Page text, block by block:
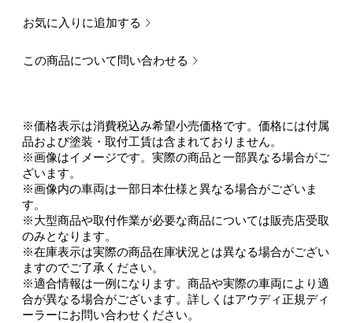
お気に入りに追加する
この商品について問い合わせる
※価格表示は消費税込み希望小売価格です。価格には付属
品および塗装・取付工賃は含まれておりません。
※画像はイメージです。実際の商品と一部異なる場合がご
ざいます。
※画像内の車両は一部日本仕様と異なる場合がございま
す。
※大型商品や取付作業が必要な商品については販売店受取
のみとなります。
※在庫表示は実際の商品在庫状況とは異なる場合がござい
ますのでご了承ください。
※適合情報は一例になります。商品や実際の車両により適
合が異なる場合がございます。詳しくはアウディ正規ディ
ーラーにお問い合わせください。